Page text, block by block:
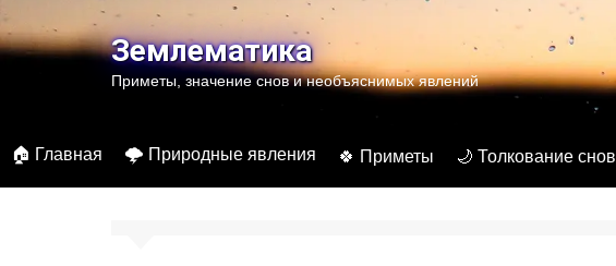
к
содержимомуЗемлематика
Приметы, значение снов и необъяснимых явлений
🏠 Главная 🌩️ Природные явления 🍀 Приметы 🌙 Толкование снов